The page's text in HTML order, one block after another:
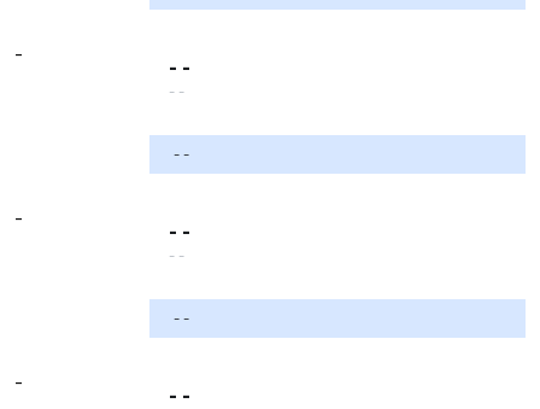
-
- -
- -
- -
-
- -
- -
- -
-
- -